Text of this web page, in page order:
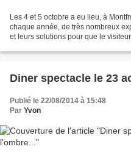
Les 4 et 5 octobre a eu lieu, à
chaque année, de très nombreux
et leurs solutions pour que le
Diner spectacle le 23
Publié le 22/08/2014 à 15:48
Par Yvon